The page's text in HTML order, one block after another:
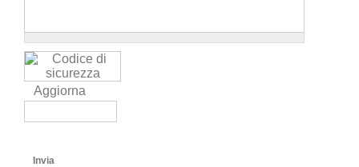
Aggiorna
Invia